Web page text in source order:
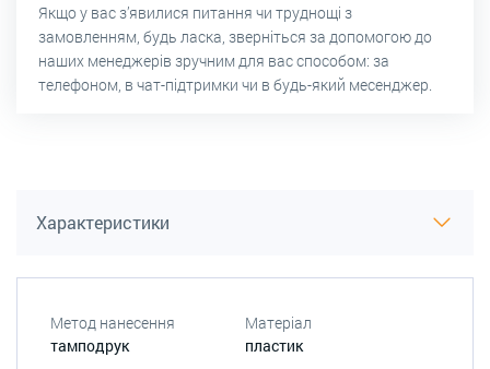
Якщо у вас з’явилися питання чи труднощі з
замовленням, будь ласка, зверніться за допомогою до
наших менеджерів зручним для вас способом: за
телефоном, в чат-підтримки чи в будь-який месенджер.
Характеристики
Метод нанесення
тамподрук
Матеріал
пластик